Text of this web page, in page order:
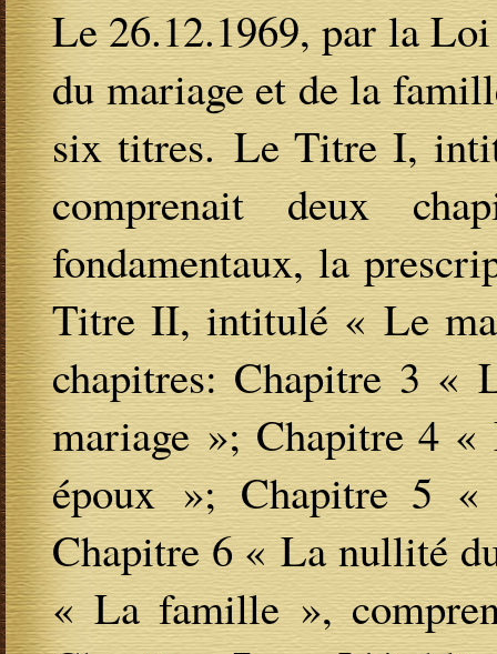
Le 26.12.1969, par la
du mariage et de la
six titres. Le Titre I,
comprenait deux
fondamentaux, la
Titre II, intitulé « Le
chapitres: Chapitre 3 «
mariage »; Chapitre 4 «
époux »; Chapitre 5
Chapitre 6 « La nullité
« La famille »,